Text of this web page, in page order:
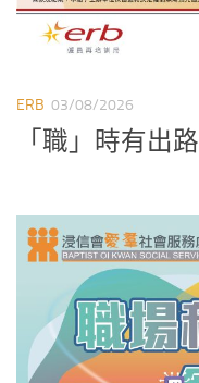
ERB 03/08/2026
「職」時有出路